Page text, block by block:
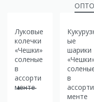
Луковые
колечки
«Чешки»
соленые
в
ассорти
менте
ые
шарики
в
ассорти
менте